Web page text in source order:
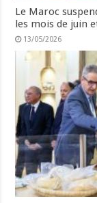
Le Maroc
les mois de juin
13/05/2026